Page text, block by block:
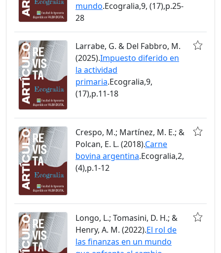
mundo.Ecogralia,9, (17),p.25-
28
Larrabe, G. & Del Fabbro, M.
(2025).Impuesto diferido en
la actividad
primaria.Ecogralia,9,
(17),p.11-18
Crespo, M.; Martínez, M. E.; &
Polcan, E. L. (2018).Carne
bovina argentina.Ecogralia,2,
(4),p.1-12
Longo, L.; Tomasini, D. H.; &
Henry, A. M. (2022).El rol de
las finanzas en un mundo